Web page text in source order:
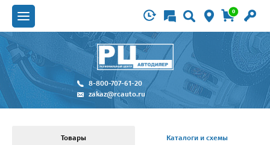
0
8-800-707-61-20
zakaz@rcauto.ru
Товары Каталоги и схемы